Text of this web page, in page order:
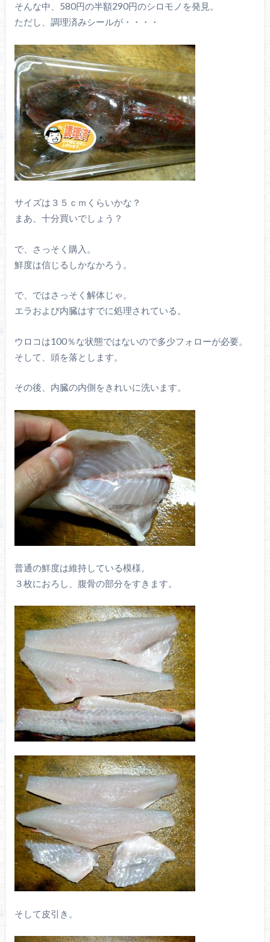
そんな中、580円の半額290円のシロモノを発見。
ただし、調理済みシールが・・・・
サイズは３５ｃｍくらいかな？
まあ、十分買いでしょう？
で、さっそく購入。
鮮度は信じるしかなかろう。
で、ではさっそく解体じゃ。
エラおよび内臓はすでに処理されている。
ウロコは100％な状態ではないので多少フォローが必要。
そして、頭を落とします。
その後、内臓の内側をきれいに洗います。
普通の鮮度は維持している模様。
３枚におろし、腹骨の部分をすきます。
そして皮引き。